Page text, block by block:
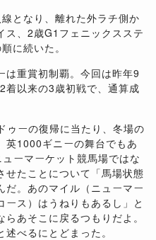
となり、離れた外ラチ側か
ス、2歳G1フェニックスステ
に続いた。
重賞初制覇。今回は昨年9
着以来の3歳初戦で、通算成
ーの復帰に当たり、冬場の
英1000ギニーの舞台でもあ
ーマーケット競馬場ではな
せたことについて「馬場状態
だ。あのマイル（ニューマー
ス）はうねりもあるし」と
あそこに戻るつもりだよ。
べるにとどまった。